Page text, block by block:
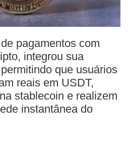
pagamentos com
integrou sua
que usuários
reais em USDT,
stablecoin e realizem
instantânea do